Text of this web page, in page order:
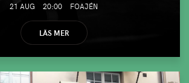
21 AUG 20:00 FOAJÉN
LÄS MER